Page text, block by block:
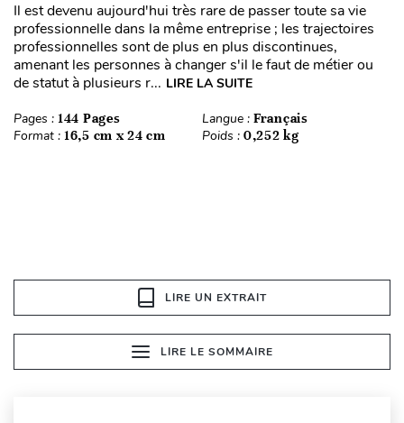
Il est devenu aujourd'hui très rare de passer toute sa vie
professionnelle dans la même entreprise ; les trajectoires
professionnelles sont de plus en plus discontinues,
amenant les personnes à changer s'il le faut de métier ou
de statut à plusieurs r... LIRE LA SUITE
Pages : 144 Pages Langue : Français
Format : 16,5 cm x 24 cm Poids : 0,252 kg
LIRE UN EXTRAIT
LIRE LE SOMMAIRE